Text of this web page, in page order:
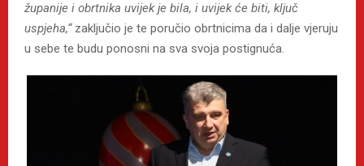
županije i obrtnika uvijek je bila, i uvijek će biti, ključ
uspjeha,“zaključio je te poručio obrtnicima da i dalje vjeruju
u sebe te budu ponosni na sva svoja postignuća.